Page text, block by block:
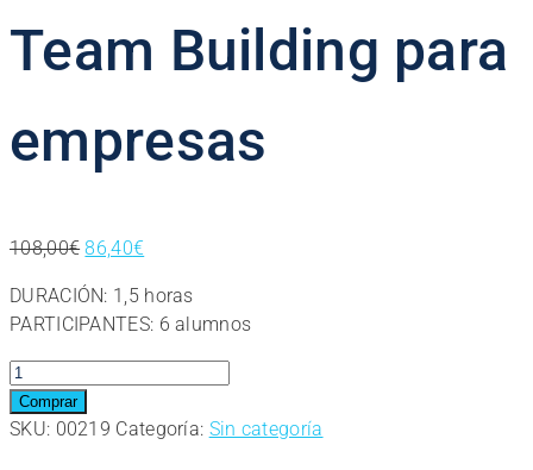
Team Building para
empresas
108,00€ El
original
era:
108,00€.
86,40€
actual
es:
86,40€.
DURACIÓN: 1,5 horas
PARTICIPANTES: 6 alumnos
Team
Building
para
Comprar
SKU: 00219 Categoría: Sin categoría